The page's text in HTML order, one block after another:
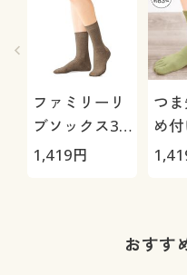
ファミリーリ
ブソックス3
足組(カラー豊
1,419円
つ
め
本指
おすす